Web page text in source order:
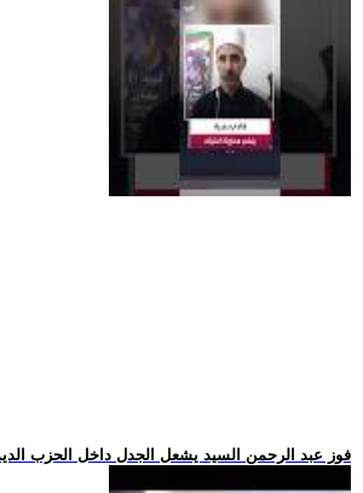
.. فوز عبد الرحمن السيد يشعل الجدل داخل الحزب